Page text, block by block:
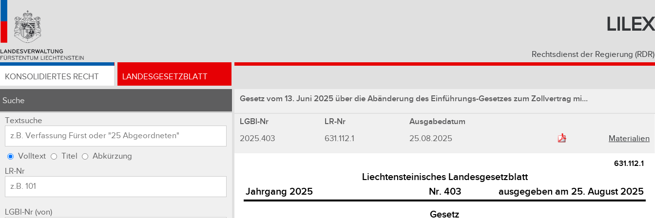
LILEX
Rechtsdienst der Regierung (RDR)
KONSOLIDIERTES RECHT LANDESGESETZBLATT
Suche
Textsuche
Volltext Titel
Abkürzung
LR-Nr
LGBl-Nr (von)
Gesetz vom 13. Juni 2025 über die Abänderung des Einführungs-Gesetzes zum Zollvertrag mi...
LGBl-Nr LR-Nr Ausgabedatum
2025.403 631.112.1 25.08.2025 Materialien